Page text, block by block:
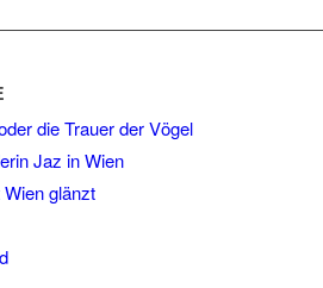
die Trauer der Vögel
Jaz in Wien
glänzt